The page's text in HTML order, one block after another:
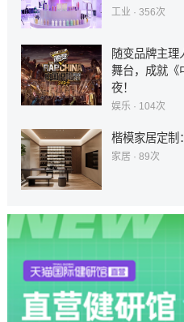
工业 · 356次
随变品牌主理
舞台，成就《
夜！
娱乐 · 104次
楷模家居定制
家居 · 89次